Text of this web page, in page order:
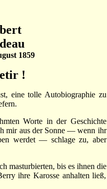
1859
!
eine tolle Autobiographie zu
Worte in der Geschichte
mir aus der Sonne — wenn ihr
werdet — schlage zu, aber
masturbierten, bis es ihnen die
ihre Karosse anhalten ließ,